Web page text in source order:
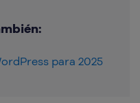
para 2025